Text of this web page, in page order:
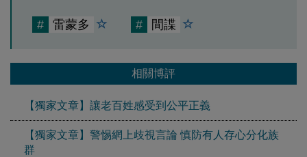
# 雷蒙多 # 間諜
相關博評
【獨家文章】讓老百姓感受到公平正義
【獨家文章】警惕網上歧視言論 慎防有人存心分化族
群